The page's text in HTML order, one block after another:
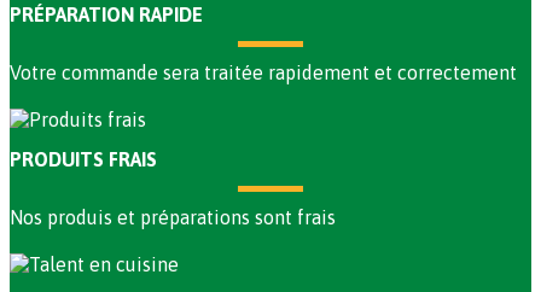
PRÉPARATION RAPIDE
Votre commande sera traitée rapidement et correctement
PRODUITS FRAIS
Nos produis et préparations sont frais